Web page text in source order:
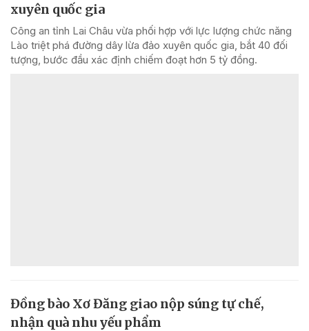
xuyên quốc gia
Công an tỉnh Lai Châu vừa phối hợp với lực lượng chức năng
Lào triệt phá đường dây lừa đảo xuyên quốc gia, bắt 40 đối
tượng, bước đầu xác định chiếm đoạt hơn 5 tỷ đồng.
Đồng bào Xơ Đăng giao nộp súng tự chế,
nhận quà nhu yếu phẩm